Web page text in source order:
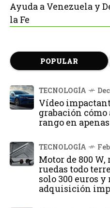
Ayuda a Venezuela y
la Fe
POPULAR
TECNOLOGÍA
Vídeo
grabación
rango en
TECNOLOGÍA
Motor de 800
ruedas todo
solo 300 euros
adquisición